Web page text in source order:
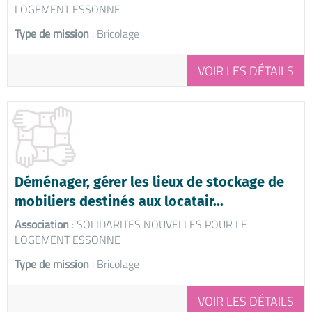
LOGEMENT ESSONNE
Type de mission : Bricolage
VOIR LES DÉTAILS
Déménager, gérer les lieux de stockage de
mobiliers destinés aux locatair...
Association : SOLIDARITES NOUVELLES POUR LE
LOGEMENT ESSONNE
Type de mission : Bricolage
VOIR LES DÉTAILS